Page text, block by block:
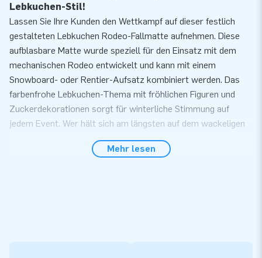
Lebkuchen-Stil!
Lassen Sie Ihre Kunden den Wettkampf auf dieser festlich
gestalteten Lebkuchen Rodeo-Fallmatte aufnehmen. Diese
aufblasbare Matte wurde speziell für den Einsatz mit dem
mechanischen Rodeo entwickelt und kann mit einem
Snowboard- oder Rentier-Aufsatz kombiniert werden. Das
farbenfrohe Lebkuchen-Thema mit fröhlichen Figuren und
Zuckerdekorationen sorgt für winterliche Stimmung auf
jedem Event. Wer hält sich am längsten auf dem wackeligen
Rodeo und wird zum König oder zur Königin der
Weihnachtsarena gekrönt?Mehr lesen